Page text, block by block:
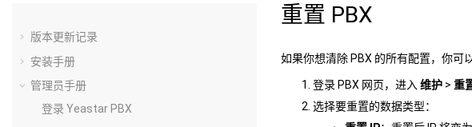
版本更新记录
安装手册
管理员手册
登录 Yeastar PBX
重置 PBX
如果你想清除 PBX 的所有配置，你可
登录 PBX 网页，进入 维护 > 重
选择要重置的数据类型：